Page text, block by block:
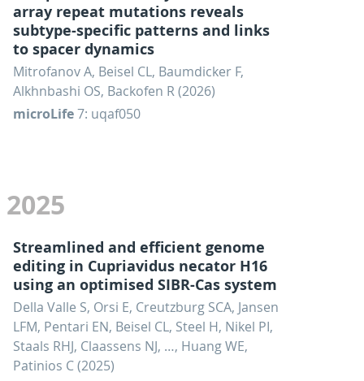
array repeat mutations reveals
subtype-specific patterns and links
to spacer dynamics
Mitrofanov A, Beisel CL, Baumdicker F,
Alkhnbashi OS, Backofen R (2026)
microLife7: uqaf050
2025
Streamlined and efficient genome
editing in Cupriavidus necator H16
using an optimised SIBR-Cas system
Della Valle S, Orsi E, Creutzburg SCA, Jansen
LFM, Pentari EN, Beisel CL, Steel H, Nikel PI,
Staals RHJ, Claassens NJ, …, Huang WE,
Patinios C (2025)